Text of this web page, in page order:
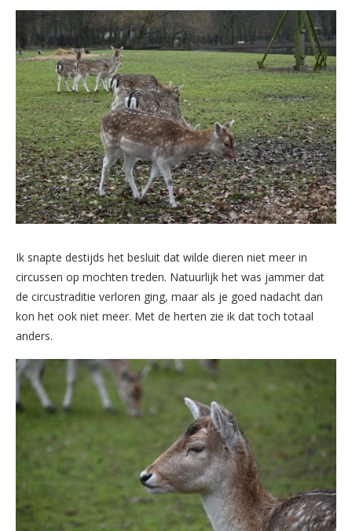
Ik snapte destijds het besluit dat wilde dieren niet meer in
circussen op mochten treden. Natuurlijk het was jammer dat
de circustraditie verloren ging, maar als je goed nadacht dan
kon het ook niet meer. Met de herten zie ik dat toch totaal
anders.